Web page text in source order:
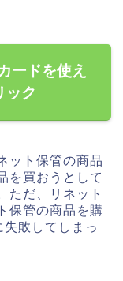
ードを使え
ック
ット保管の商品
を買おうとして
ただ、リネット
保管の商品を購
敗してしまっ